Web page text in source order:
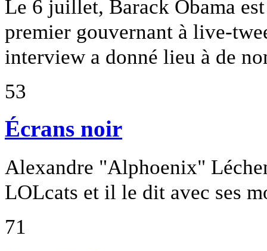
Le 6 juillet, Barack Obama
premier gouvernant à live-
interview a donné lieu à de
53
Écrans noir
Alexandre "Alphoenix"
LOLcats et il le dit avec ses
71